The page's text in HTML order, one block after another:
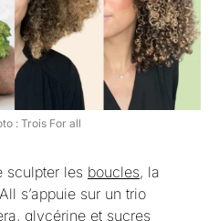
: Trois For all
sculpter les boucles, la
s’appuie sur un trio
glycérine et sucres